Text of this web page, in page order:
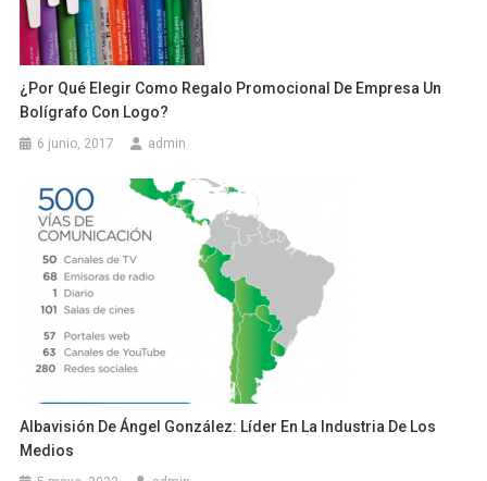
¿Por Qué Elegir Como Regalo Promocional De Empresa Un
Bolígrafo Con Logo?
6 junio, 2017 admin
Albavisión De Ángel González: Líder En La Industria De Los
Medios